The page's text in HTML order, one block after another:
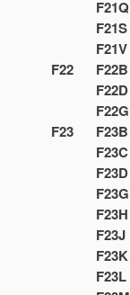
F21Q
F21S
F21V
F22 F22B
F22D
F22G
F23 F23B
F23C
F23D
F23G
F23H
F23J
F23K
F23L